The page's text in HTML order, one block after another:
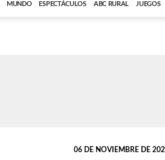
MUNDO ESPECTÁCULOS ABC RURAL JUEGOS
06 DE NOVIEMBRE DE